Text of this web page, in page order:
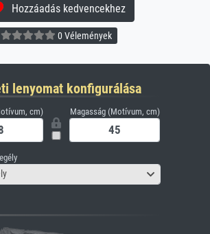
Hozzáadás kedvencekhez
0 Vélemények
lenyomat konfigurálása
cm) Magasság (Motívum, cm)